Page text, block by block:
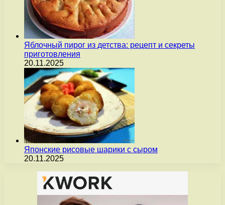
Яблочный пирог из детства: рецепт и секреты
приготовления
20.11.2025
Японские рисовые шарики с сыром
20.11.2025